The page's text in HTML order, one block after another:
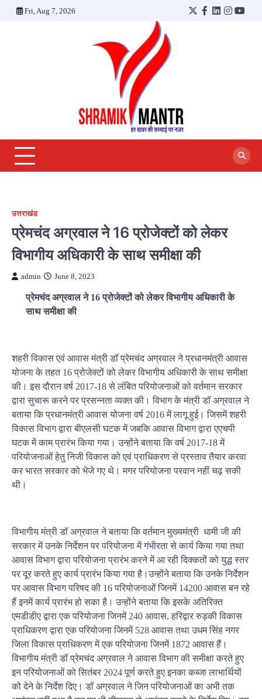
Fri, Aug 7, 2026
Twitter
Facebook
LinkedIn
उत्तराखंड
प्रेमचंद अग्रवाल ने 16 प्रोजेक्टों को लेकर
विभागीय अधिकारी के साथ समीक्षा की
admin June 8, 2023
प्रेमचंद अग्रवाल ने 16 प्रोजेक्टों को लेकर विभागीय अधिकारी के
साथ समीक्षा की
शहरी विकास एवं आवास मंत्री डॉ प्रेमचंद अग्रवाल ने प्रधानमंत्री आवास
योजना के तहत 16 प्रोजेक्टों को लेकर विभागीय अधिकारी के साथ समीक्षा
की। इस दौरान वर्ष 2017-18 से लंबित परियोजनाओं को वर्तमान सरकार
द्वारा सुचारू करने पर प्रसन्नता व्यक्त की। विभाग के मंत्री डॉ अग्रवाल ने
बताया कि प्रधानमंत्री आवास योजना वर्ष 2016 में लागू हुई। जिसमें शहरी
विकास विभाग द्वारा बीएलसी घटक में जबकि आवास विभाग द्वारा एएचपी
घटक में काम प्रारंभ किया गया। उन्होंने बताया कि वर्ष 2017-18 में
परियोजनाओं हेतु निजी विकास को एवं प्राधिकरण से प्रस्ताव तैयार करवा
कर भारत सरकार को भेजे गए थे। मगर परियोजना परवान नहीं चढ़ सकी
थी।
विभागीय मंत्री डॉ अग्रवाल ने बताया कि वर्तमान मुख्यमंत्री धामी जी की
सरकार में उनके निर्देशन पर परियोजना में गंभीरता से कार्य किया गया तथा
आवास विभाग द्वारा परियोजना प्रारंभ करने में आ रही दिक्कतों को युद्ध स्तर
पर दूर करते हुए कार्य प्रारंभ किया गया है।उन्होंने बताया कि उनके निर्देशन
पर आवास विभाग परिषद की 16 परियोजनाओं जिनमें 14200 आवास बन रहे
हैं इनमें कार्य प्रारंभ हो सका है। उन्होंने बताया कि इसके अतिरिक्त
एमडीडीए द्वारा एक परियोजना जिनमें 240 आवास, हरिद्वार रुड़की विकास
प्राधिकरण द्वारा एक परियोजना जिनमें 528 आवास तथा उधम सिंह नगर
जिला विकास प्राधिकरण में एक परियोजना जिनमें 1872 आवास हैं।
विभागीय मंत्री डॉ प्रेमचंद अग्रवाल ने आवास विभाग की समीक्षा करते हुए
इन परियोजनाओं को सितंबर 2024 पूर्ण करते हुए इनका कब्जा लाभार्थियों
को देने के निर्देश दिए। डॉ अग्रवाल ने जिन परियोजनाओं का अभी तक